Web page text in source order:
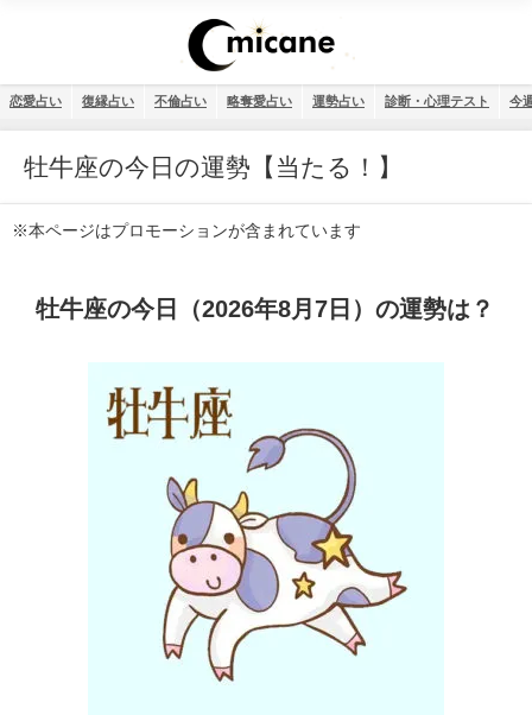
恋愛占い 復縁占い 不倫占い 略奪愛占い 運勢占い 診断・心理テスト 今
牡牛座の今日の運勢【当たる！】
※本ページはプロモーションが含まれています
牡牛座の今日（2026年8月7日）の運勢は？